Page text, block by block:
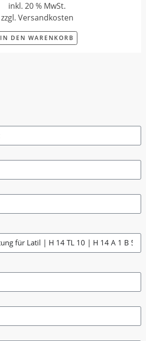
inkl. 20 % MwSt.
zzgl. Versandkosten
IN DEN WARENKORB